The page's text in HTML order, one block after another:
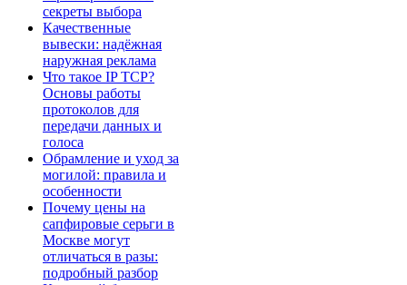
секреты выбора
Качественные
вывески: надёжная
наружная реклама
Что такое IP TCP?
Основы работы
протоколов для
передачи данных и
голоса
Обрамление и уход за
могилой: правила и
особенности
Почему цены на
сапфировые серьги в
Москве могут
отличаться в разы:
подробный разбор